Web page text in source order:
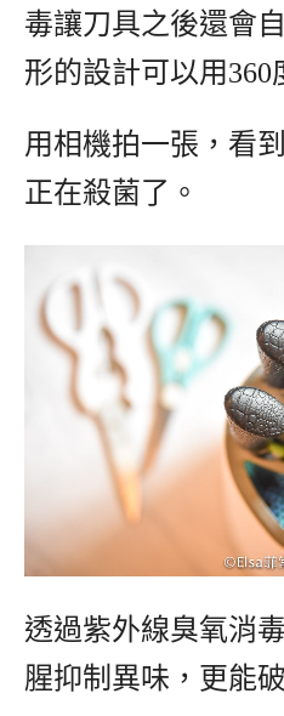
毒讓刀具之後還會
形的設計可以用360
用相機拍一張，看
正在殺菌了。
透過紫外線臭氧消
腥抑制異味，更能